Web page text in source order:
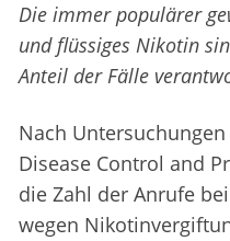
Die immer populärer
und flüssiges Nikotin
Anteil der Fälle
Nach
Disease Control and
die Zahl der Anrufe
wegen